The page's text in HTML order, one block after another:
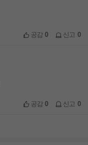
공감0 신고 0
공감0 신고 0